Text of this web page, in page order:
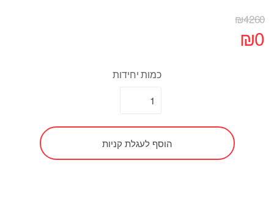
₪4260
₪0
כמות יחידות
הוסף לעגלת קניות